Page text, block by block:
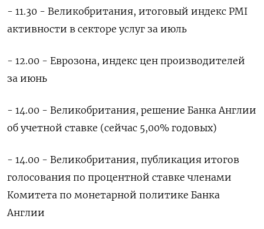
- 11.30 - Великобритания, итоговый индекс PMI
активности в секторе услуг за июль
- 12.00 - Еврозона, индекс цен производителей
за июнь
- 14.00 - Великобритания, решение Банка Англии
об учетной ставке (сейчас 5,00% годовых)
- 14.00 - Великобритания, публикация итогов
голосования по процентной ставке членами
Комитета по монетарной политике Банка
Англии